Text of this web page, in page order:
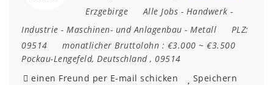
Erzgebirge
Alle Jobs - Handwerk -
Industrie - Maschinen- und Anlagenbau - Metall
PLZ:
09514
monatlicher Bruttolohn : €3.000 ~ €3.500
Pockau-Lengefeld, Deutschland, 09514
einen Freund per E-mail schicken
Speichern